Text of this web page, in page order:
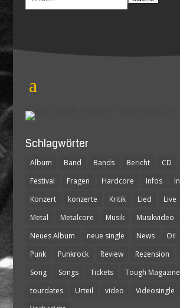
nach:
Schlagwörter
Album Band Bands Bericht CD
Festival
Fragen Hardcore Infos
Konzert
konzerte Kritik Lied Live
Metal
Metalcore Musik Musikvideo
Neues Album
neue single News Oi!
Punk
Punkrock Review Rezension
Song
Songs Tickets Tough Magazine
tourdates
Urteil video Videosingle